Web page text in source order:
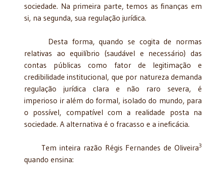
sociedade. Na primeira parte, temos as finanças em
si, na segunda, sua regulação jurídica.
Desta forma, quando se cogita de normas
relativas ao equilíbrio (saudável e necessário) das
contas públicas como fator de legitimação e
credibilidade institucional, que por natureza demanda
regulação jurídica clara e não raro severa, é
imperioso ir além do formal, isolado do mundo, para
o possível, compatível com a realidade posta na
sociedade. A alternativa é o fracasso e a ineficácia.
Tem inteira razão Régis Fernandes de Oliveira3
quando ensina: